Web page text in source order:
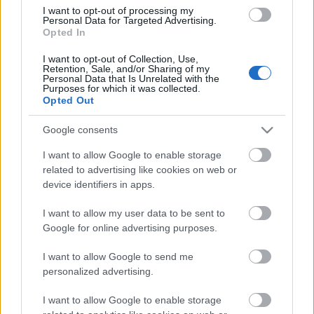
I want to opt-out of processing my
Personal Data for Targeted Advertising.
Opted In
I want to opt-out of Collection, Use,
Retention, Sale, and/or Sharing of my
Personal Data that Is Unrelated with the
Purposes for which it was collected.
Opted Out
Google consents
I want to allow Google to enable storage
related to advertising like cookies on web or
device identifiers in apps.
I want to allow my user data to be sent to
Google for online advertising purposes.
I want to allow Google to send me
personalized advertising.
I want to allow Google to enable storage
sierrahun•2011. január 11.
Német Kelet-Afrika (a mai Ruanda, Burundi és
Tanzánia, Zanzibár nélkül) területe több
szempontból is különleges volt földrajzilag. Északi
határán emelkedett a Kilimandzsáró hegye, mely
Afrika legmagasabb pontja. Északnyugaton a
Viktória-tó határolta, mely felszíne alapján a…
A Nagy Háború Afrikában: Bukoba 3.
sierrahun•2010. november 09.
Ott tartottunk tehát, hogy 1915. június 22-én
valamivel dél után a britek hatalmukba kerítették
Bukoba városmagját. A britek által ejtett